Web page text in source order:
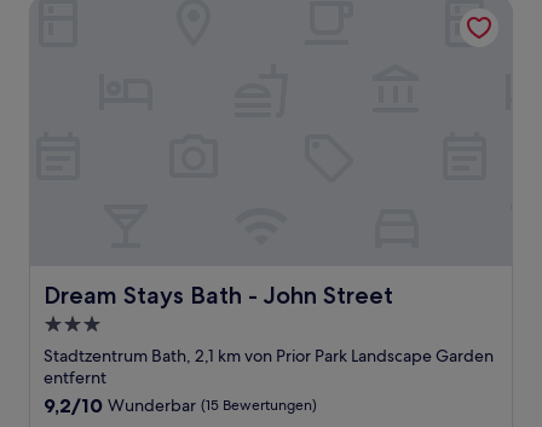
Dream Stays Bath - John Street
Dream Stays Bath - John Street
3.0-
Sterne-
Unterkunft
Stadtzentrum Bath, 2,1 km von Prior Park Landscape Garden
entfernt
9.2
9,2/10 Wunderbar (15 Bewertungen)